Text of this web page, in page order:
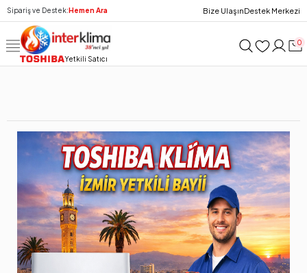
Sipariş ve Destek:Hemen Ara Bize UlaşınDestek Merkezi
Yetkili Satıcı
0